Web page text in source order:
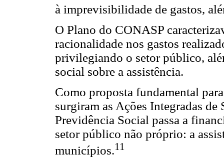
à imprevisibilidade de gastos,
O Plano do CONASP
racionalidade nos gastos
privilegiando o setor público,
social sobre a assistência.
Como proposta fundamental
surgiram as Ações Integradas
Previdência Social passa a
setor público não próprio: a
municípios.11